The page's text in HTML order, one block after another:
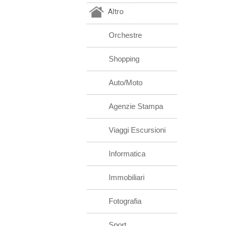
Altro
Orchestre
Shopping
Auto/Moto
Agenzie Stampa
Viaggi Escursioni
Informatica
Immobiliari
Fotografia